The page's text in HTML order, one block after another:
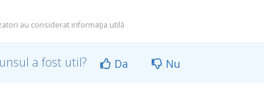
au considerat informaţia utilă
a fost util? Da Nu